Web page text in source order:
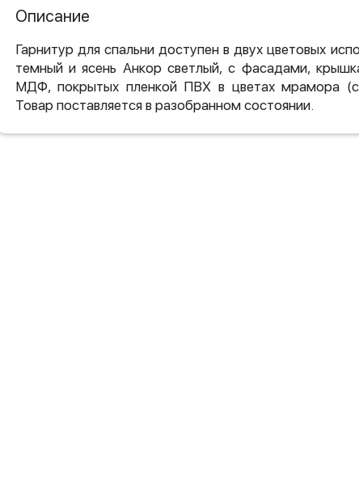
Описание
Гарнитур для спальни доступен в двух цветовых
темный и ясень Анкор светлый, с фасадами,
МДФ, покрытых пленкой ПВХ в цветах мрамора
Товар поставляется в разобранном состоянии.